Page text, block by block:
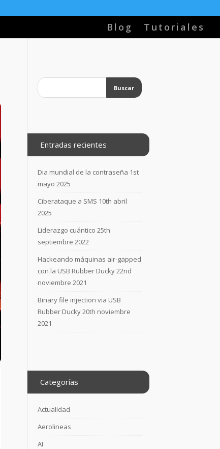
Blog Tutoriales
Entradas recientes
Dia mundial de la contraseña 1st
mayo 2025
Ciberataque a SMS 10th abril
2025
Liderazgo cuántico 25th
septiembre 2022
Hackeando máquinas air-gapped
con la USB Rubber Ducky22nd
noviembre 2021
Binary file injection via USB
Rubber Ducky20th noviembre
2021
Categorías
Actualidad
Aerolineas
AI